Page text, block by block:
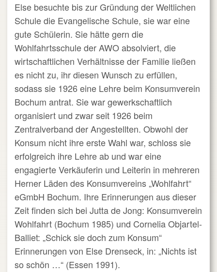
Else besuchte bis zur Gründung der Weltlichen
Schule die Evangelische Schule, sie war eine
gute Schülerin. Sie hätte gern die
Wohlfahrtsschule der AWO absolviert, die
wirtschaftlichen Verhältnisse der Familie ließen
es nicht zu, ihr diesen Wunsch zu erfüllen,
sodass sie 1926 eine Lehre beim Konsumverein
Bochum antrat. Sie war gewerkschaftlich
organisiert und zwar seit 1926 beim
Zentralverband der Angestellten. Obwohl der
Konsum nicht ihre erste Wahl war, schloss sie
erfolgreich ihre Lehre ab und war eine
engagierte Verkäuferin und Leiterin in mehreren
Herner Läden des Konsumvereins „Wohlfahrt“
eGmbH Bochum. Ihre Erinnerungen aus dieser
Zeit finden sich bei Jutta de Jong: Konsumverein
Wohlfahrt (Bochum 1985) und Cornelia Objartel-
Balliet: „Schick sie doch zum Konsum“
Erinnerungen von Else Drenseck, in: „Nichts ist
so schön …“ (Essen 1991).